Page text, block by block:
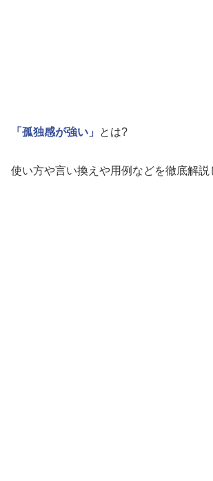
「孤独感が強い」 とは?
使い方や言い換えや用例などを徹底解説